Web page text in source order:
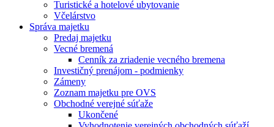
Turistické a hotelové ubytovanie
Včelárstvo
Správa majetku
Predaj majetku
Vecné bremená
Cenník za zriadenie vecného bremena
Investičný prenájom - podmienky
Zámeny
Zoznam majetku pre OVS
Obchodné verejné súťaže
Ukončené